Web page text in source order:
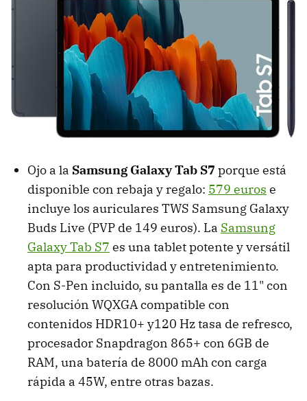
Ojo a la Samsung Galaxy Tab S7 porque está
disponible con rebaja y regalo: 579 euros e
incluye los auriculares TWS Samsung Galaxy
Buds Live (PVP de 149 euros). La Samsung
Galaxy Tab S7 es una tablet potente y versátil
apta para productividad y entretenimiento.
Con S-Pen incluido, su pantalla es de 11" con
resolución WQXGA compatible con
contenidos HDR10+ y120 Hz tasa de refresco,
procesador Snapdragon 865+ con 6GB de
RAM, una batería de 8000 mAh con carga
rápida a 45W, entre otras bazas.